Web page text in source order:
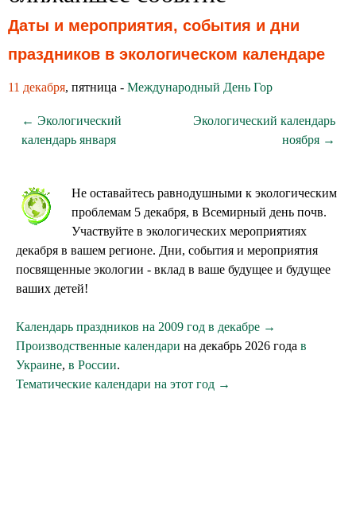
Даты и мероприятия, события и дни
праздников в экологическом календаре
11 декабря, пятница - Международный День Гор
← Экологический
календарь января
Экологический календарь
ноября →
Не оставайтесь равнодушными к экологическим
проблемам 5 декабря, в Всемирный день почв.
Участвуйте в экологических мероприятиях
декабря в вашем регионе. Дни, события и мероприятия
посвященные экологии - вклад в ваше будущее и будущее
ваших детей!
Календарь праздников на 2009 год в декабре →
Производственные календари на декабрь 2026 года в
Украине, в России.
Тематические календари на этот год →